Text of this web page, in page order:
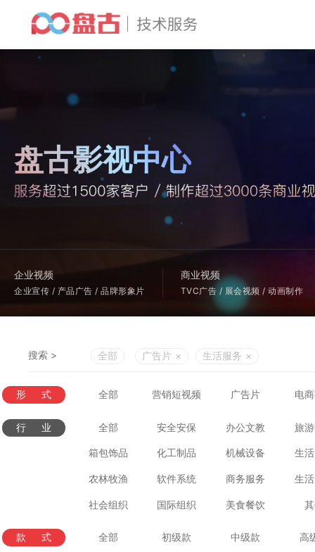
盘古影视中心
企业视频
企业宣传 / 产品广告 / 品牌形象片
商业视频
TVC广告 / 展会视频 / 动画制作
搜索 > 全部 广告片 × 生活服务 ×
形式 全部 营销短视频 广告片 电
行业 全部 安全安保 办公文教 旅
箱包饰品 化工制品 机械设备 生
农林牧渔 软件系统 商务服务 生
社会组织 国际组织 美食餐饮
款式 全部 初级款 中级款 高